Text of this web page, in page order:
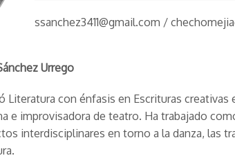
ssanchez3411@gmail.com /
Urrego
Literatura con énfasis en Escrituras creativas
e improvisadora de teatro. Ha trabajado
interdisciplinares en torno a la danza, las